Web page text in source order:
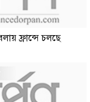
ফ্রান্সে চলছে